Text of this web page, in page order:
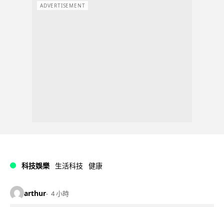
ADVERTISEMENT
科技娛樂 生活科技 健康
arthur 4 小時